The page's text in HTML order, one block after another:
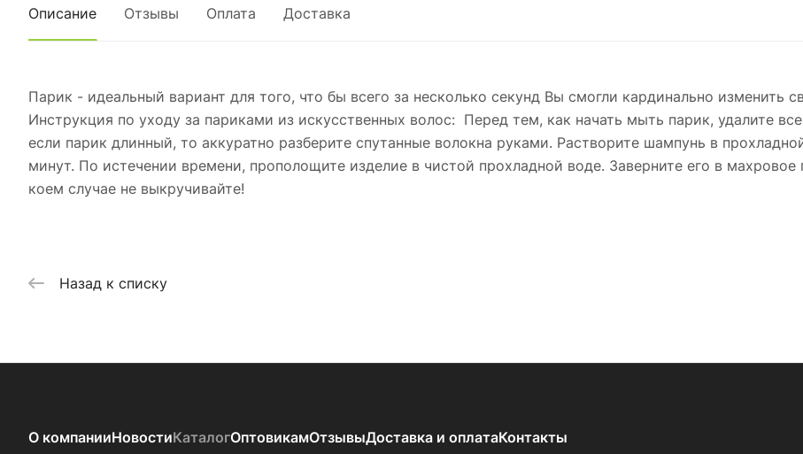
Описание Отзывы Оплата Доставка
Парик - идеальный вариант для того, что бы всего за несколько секунд Вы смогли кардинально изменить
Инструкция по уходу за париками из искусственных волос: Перед тем, как начать мыть парик, удалите
если парик длинный, то аккуратно разберите спутанные волокна руками. Растворите шампунь в
минут. По истечении времени, прополощите изделие в чистой прохладной воде. Заверните его в
коем случае не выкручивайте!
Назад к списку
О компанииНовостиКаталогОптовикамОтзывыДоставка и оплатаКонтакты